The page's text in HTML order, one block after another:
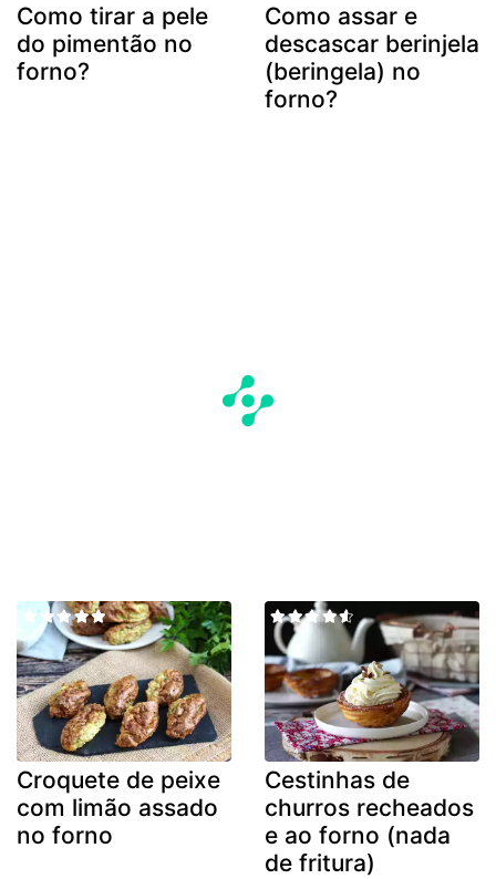
Como tirar a pele
do pimentão no
forno?
Como assar e
descascar berinjela
(beringela) no
forno?
Croquete de peixe
com limão assado
no forno
Cestinhas de
churros recheados
e ao forno (nada
de fritura)